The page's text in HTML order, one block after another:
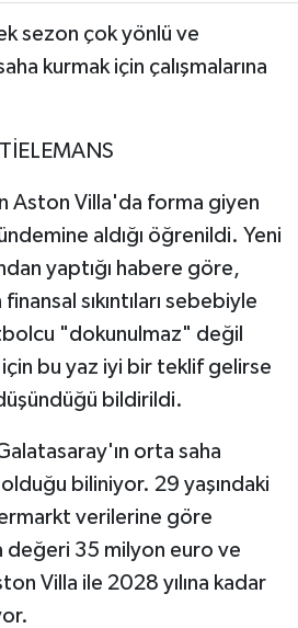
sezon çok yönlü ve
kurmak için çalışmalarına
Aston Villa'da forma giyen
aldığı öğrenildi. Yeni
yaptığı habere göre,
sıkıntıları sebebiyle
"dokunulmaz" değil
bu yaz iyi bir teklif gelirse
bildirildi.
orta saha
biliniyor. 29 yaşındaki
verilerine göre
değeri 35 milyon euro ve
Villa ile 2028 yılına kadar